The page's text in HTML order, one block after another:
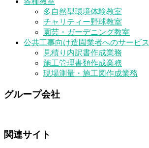
多自然型環境体験教室
チャリティー野球教室
園芸・ガーデニング教室
公共工事向け造園業者へのサービス
見積り内訳書作成業務
施工管理書類作成業務
現場測量・施工図作成業務
グループ会社
関連サイト